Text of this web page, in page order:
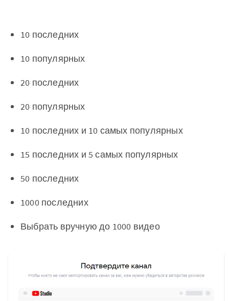
10 последних
10 популярных
20 последних
20 популярных
10 последних и 10 самых популярных
15 последних и 5 самых популярных
50 последних
1000 последних
Выбрать вручную до 1000 видео